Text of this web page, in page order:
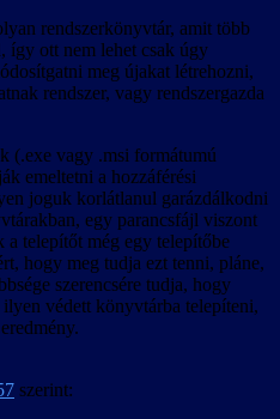
rendszerkönyvtár, amit több
így ott nem lehet csak úgy
meg újakat létrehozni,
rendszer, vagy rendszergazda
(.exe vagy .msi formátumú
emeltetni a hozzáférési
joguk korlátlanul garázdálkodni
egy parancsfájl viszont
a telepítőt még egy telepítőbe
hogy meg tudja ezt tenni, pláne,
szerencsére tudja, hogy
védett könyvtárba telepíteni,
szerint: